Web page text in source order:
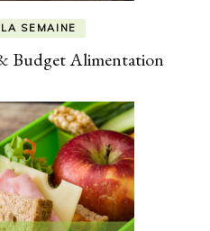
SEMAINE
Budget Alimentation